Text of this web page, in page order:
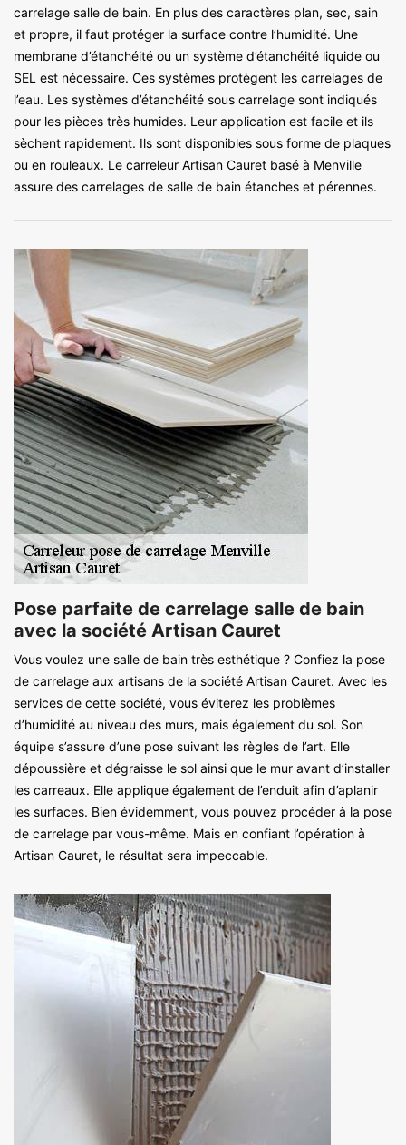
carrelage salle de bain. En plus des caractères plan, sec, sain
et propre, il faut protéger la surface contre l’humidité. Une
membrane d’étanchéité ou un système d’étanchéité liquide ou
SEL est nécessaire. Ces systèmes protègent les carrelages de
l’eau. Les systèmes d’étanchéité sous carrelage sont indiqués
pour les pièces très humides. Leur application est facile et ils
sèchent rapidement. Ils sont disponibles sous forme de plaques
ou en rouleaux. Le carreleur Artisan Cauret basé à Menville
assure des carrelages de salle de bain étanches et pérennes.
Pose parfaite de carrelage salle de bain
avec la société Artisan Cauret
Vous voulez une salle de bain très esthétique ? Confiez la pose
de carrelage aux artisans de la société Artisan Cauret. Avec les
services de cette société, vous éviterez les problèmes
d’humidité au niveau des murs, mais également du sol. Son
équipe s’assure d’une pose suivant les règles de l’art. Elle
dépoussière et dégraisse le sol ainsi que le mur avant d’installer
les carreaux. Elle applique également de l’enduit afin d’aplanir
les surfaces. Bien évidemment, vous pouvez procéder à la pose
de carrelage par vous-même. Mais en confiant l’opération à
Artisan Cauret, le résultat sera impeccable.